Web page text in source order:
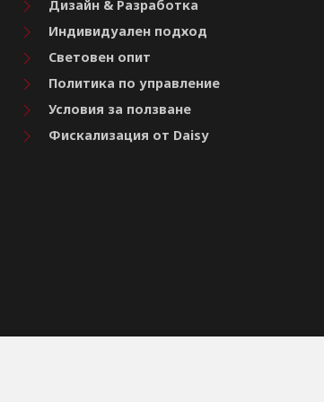
Дизайн & Разработка
Индивидуален подход
Световен опит
Политика по управление
Условия за ползване
Фискализация от Daisy